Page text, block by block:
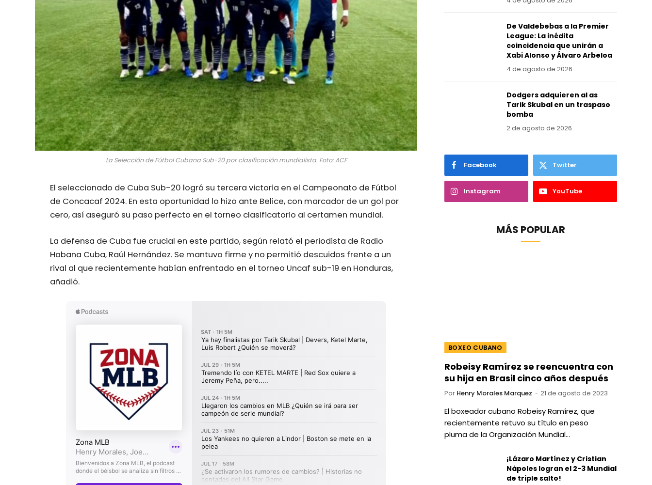
La Selección de Fútbol Cubana Sub-20 por clasificación mundialista. Foto: ACF
El seleccionado de Cuba Sub-20 logró su tercera victoria en el Campeonato de Fútbol
de Concacaf 2024. En esta oportunidad lo hizo ante Belice, con marcador de un gol por
cero, así aseguró su paso perfecto en el torneo clasificatorio al certamen mundial.
La defensa de Cuba fue crucial en este partido, según relató el periodista de Radio
Habana Cuba, Raúl Hernández. Se mantuvo firme y no permitió descuidos frente a un
rival al que recientemente habían enfrentado en el torneo Uncaf sub-19 en Honduras,
añadió.
De Valdebebas a la Premier
League: La inédita
coincidencia que unirán a
Xabi Alonso y Álvaro Arbeloa
4 de agosto de 2026
Dodgers adquieren al as
Tarik Skubal en un traspaso
bomba
2 de agosto de 2026
Facebook Twitter
Instagram YouTube
MÁS POPULAR
BOXEO CUBANO
Robeisy Ramírez se reencuentra con
su hija en Brasil cinco años después
Por Henry Morales Marquez 21 de agosto de 2023
El boxeador cubano Robeisy Ramírez, que
recientemente retuvo su título en peso
pluma de la Organización Mundial…
¡Lázaro Martínez y Cristian
Nápoles logran el 2-3 Mundial
de triple salto!